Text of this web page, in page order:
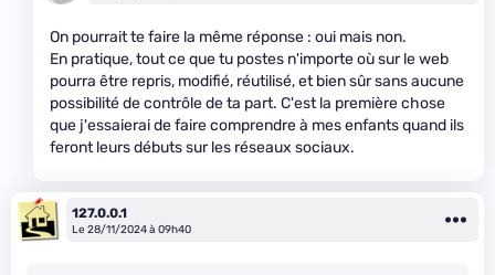
On pourrait te faire la même réponse : oui mais non.
En pratique, tout ce que tu postes n'importe où sur le web
pourra être repris, modifié, réutilisé, et bien sûr sans aucune
possibilité de contrôle de ta part. C'est la première chose
que j'essaierai de faire comprendre à mes enfants quand ils
feront leurs débuts sur les réseaux sociaux.
127.0.0.1
Le 28/11/2024 à 09h40